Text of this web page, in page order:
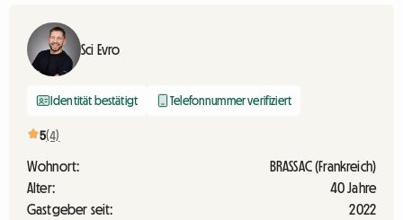
Sci Evro
Identität bestätigt Telefonnummer verifiziert
5(4)
Wohnort:
BRASSAC (Frankreich)
Alter:
40 Jahre
Gastgeber seit:
2022